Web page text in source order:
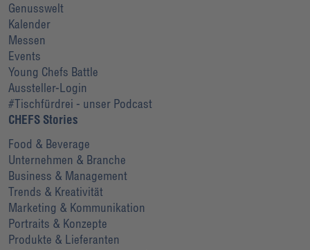
Genusswelt
Kalender
Messen
Events
Young Chefs Battle
Aussteller-Login
#Tischfürdrei - unser Podcast
CHEFS Stories
Food & Beverage
Unternehmen & Branche
Business & Management
Trends & Kreativität
Marketing & Kommunikation
Portraits & Konzepte
Produkte & Lieferanten